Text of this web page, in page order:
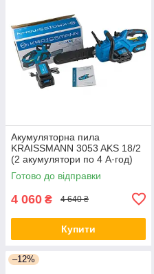
Акумуляторна пила
KRAISSMANN 3053 AKS 18/2
(2 акумулятори по 4 А·год)
Німеччина
Готово до відправки
4 060 ₴ 4 640 ₴
Купити
–12%